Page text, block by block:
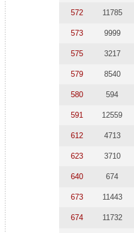
572 11785
573 9999
575 3217
579 8540
580 594
591 12559
612 4713
623 3710
640 674
673 11443
674 11732